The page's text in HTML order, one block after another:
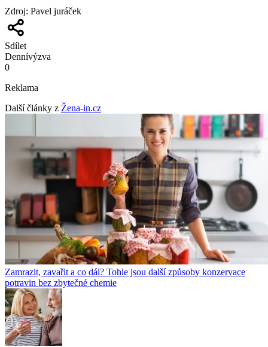
Zdroj: Pavel juráček
Sdílet
Dennívýzva
0
Reklama
Další články z Žena-in.cz
Zamrazit, zavařit a co dál? Tohle jsou další způsoby konzervace
potravin bez zbytečné chemie